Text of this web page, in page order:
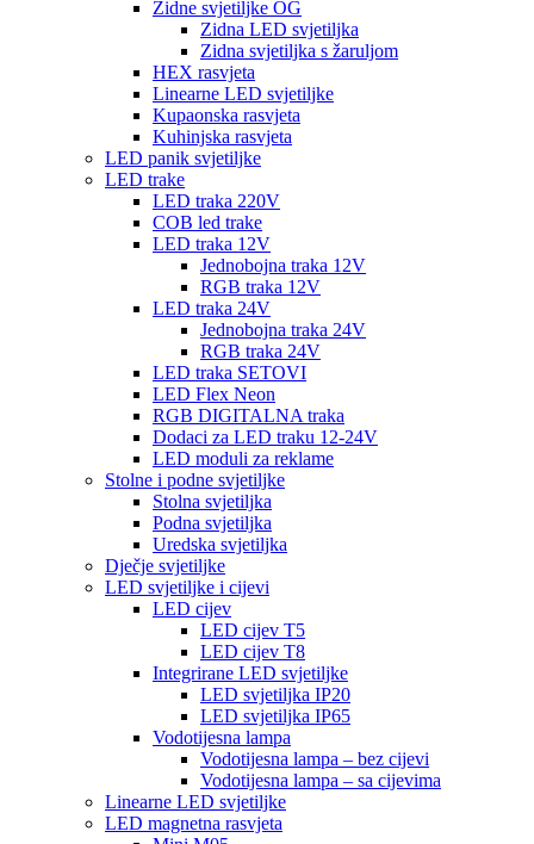
Zidne svjetiljke OG
Zidna LED svjetiljka
Zidna svjetiljka s žaruljom
HEX rasvjeta
Linearne LED svjetiljke
Kupaonska rasvjeta
Kuhinjska rasvjeta
LED panik svjetiljke
LED trake
LED traka 220V
COB led trake
LED traka 12V
Jednobojna traka 12V
RGB traka 12V
LED traka 24V
Jednobojna traka 24V
RGB traka 24V
LED traka SETOVI
LED Flex Neon
RGB DIGITALNA traka
Dodaci za LED traku 12-24V
LED moduli za reklame
Stolne i podne svjetiljke
Stolna svjetiljka
Podna svjetiljka
Uredska svjetiljka
Dječje svjetiljke
LED svjetiljke i cijevi
LED cijev
LED cijev T5
LED cijev T8
Integrirane LED svjetiljke
LED svjetiljka IP20
LED svjetiljka IP65
Vodotijesna lampa
Vodotijesna lampa – bez cijevi
Vodotijesna lampa – sa cijevima
Linearne LED svjetiljke
LED magnetna rasvjeta